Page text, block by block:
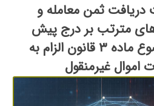
ثمن معامله و
مترتب بر درج پیش
نویس قرارداد موضوع ماده ۳ قانون الزام به
غیرمنقول